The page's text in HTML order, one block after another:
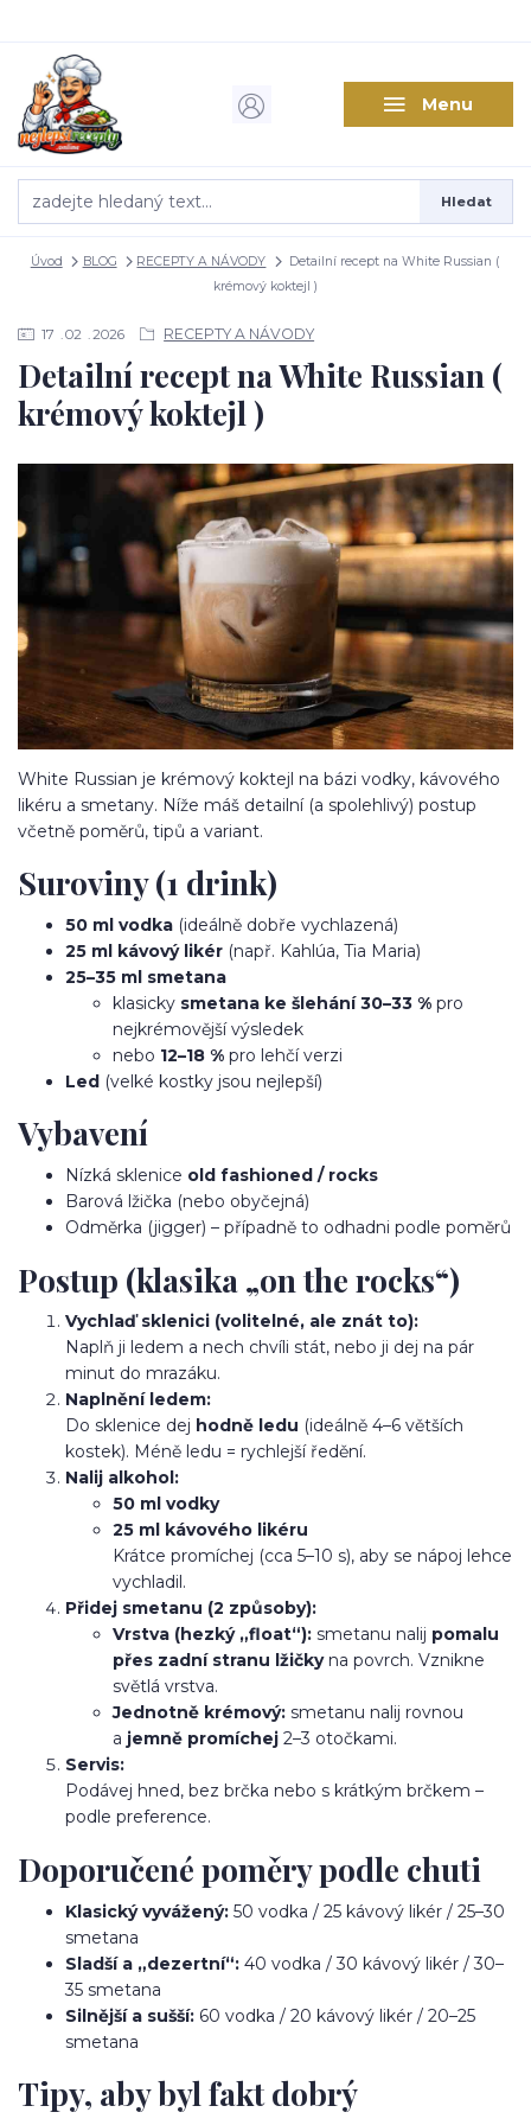
Menu
Hledat
Úvod BLOG RECEPTY A NÁVODY
Detailní recept na White Russian (
krémový koktejl )
17 02 2026 RECEPTY A NÁVODY
Detailní recept na White Russian (
krémový koktejl )
White Russian je krémový koktejl na bázi vodky, kávového
likéru a smetany. Níže máš detailní (a spolehlivý) postup
včetně poměrů, tipů a variant.
Suroviny (1 drink)
50 ml vodka (ideálně dobře vychlazená)
25 ml kávový likér (např. Kahlúa, Tia Maria)
25–35 ml smetana
klasicky smetana ke šlehání 30–33 % pro
nejkrémovější výsledek
nebo 12–18 % pro lehčí verzi
Led (velké kostky jsou nejlepší)
Vybavení
Nízká sklenice old fashioned / rocks
Barová lžička (nebo obyčejná)
Odměrka (jigger) – případně to odhadni podle poměrů
Postup (klasika „on the rocks“)
Vychlaď sklenici (volitelné, ale znát to):
Naplň ji ledem a nech chvíli stát, nebo ji dej na pár
minut do mrazáku.
Naplnění ledem:
Do sklenice dej hodně ledu (ideálně 4–6 větších
kostek). Méně ledu = rychlejší ředění.
Nalij alkohol:
50 ml vodky
25 ml kávového likéru
Krátce promíchej (cca 5–10 s), aby se nápoj lehce
vychladil.
Přidej smetanu (2 způsoby):
Vrstva (hezký „float“): smetanu nalij pomalu
přes zadní stranu lžičkyna povrch. Vznikne
světlá vrstva.
Jednotně krémový: smetanu nalij rovnou
a jemně promíchej 2–3 otočkami.
Servis:
Podávej hned, bez brčka nebo s krátkým brčkem –
podle preference.
Doporučené poměry podle chuti
Klasický vyvážený: 50 vodka / 25 kávový likér / 25–30
smetana
Sladší a „dezertní“: 40 vodka / 30 kávový likér / 30–
35 smetana
Silnější a sušší: 60 vodka / 20 kávový likér / 20–25
smetana
Tipy, aby byl fakt dobrý